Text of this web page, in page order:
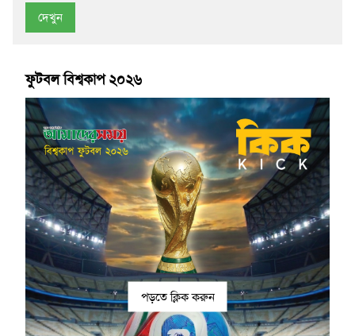
দেখুন
ফুটবল বিশ্বকাপ ২০২৬
পড়তে ক্লিক করুন